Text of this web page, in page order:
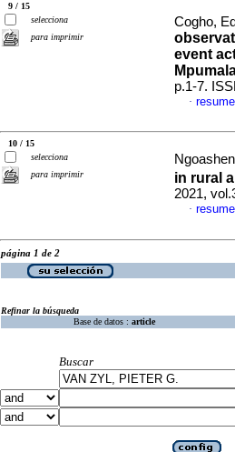
9 / 15
selecciona
para imprimir
Cogho,
event
p.1-7.
·
10 / 15
selecciona
para imprimir
in rural
2021,
·
página 1 de 2
Refinar la búsqueda
Base de datos : article
Buscar